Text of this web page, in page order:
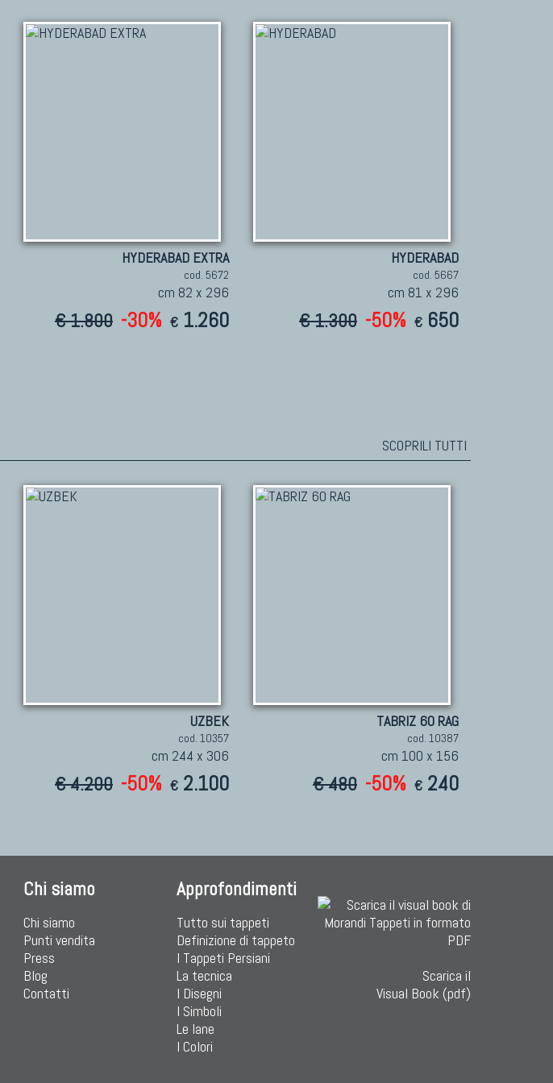
HYDERABAD EXTRA
cod. 5672
cm 82 x 296
€ 1.800 -30% € 1.260
HYDERABAD
cod. 5667
cm 81 x 296
€ 1.300 -50% € 650
SCOPRILI TUTTI
UZBEK
cod. 10357
cm 244 x 306
€ 4.200 -50% € 2.100
TABRIZ 60 RAG
cod. 10387
cm 100 x 156
€ 480 -50% € 240
Chi siamo
Chi siamo
Punti vendita
Press
Blog
Contatti
Approfondimenti
Tutto sui tappeti
Definizione di tappeto
I Tappeti Persiani
La tecnica
I Disegni
I Simboli
Le lane
I Colori
Scarica il
Visual Book (pdf)